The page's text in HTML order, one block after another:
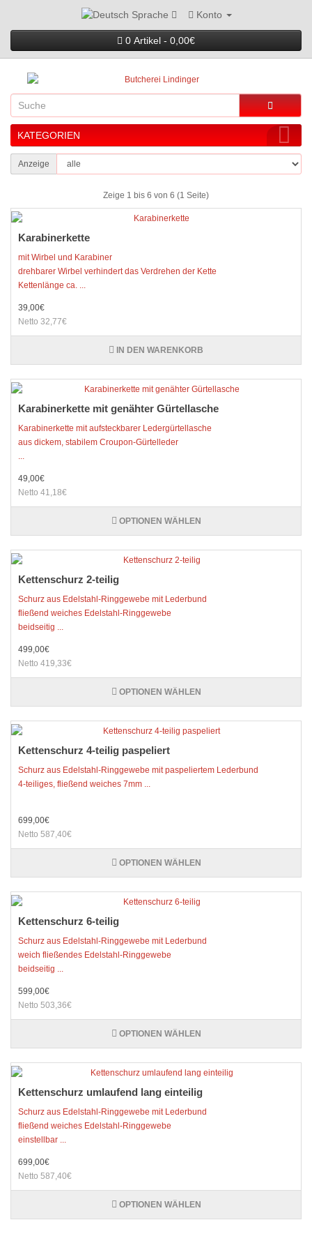
Sprache Konto
0 Artikel - 0,00€
KATEGORIEN
Anzeige
Zeige 1 bis 6 von 6 (1 Seite)
Karabinerkette
mit Wirbel und Karabiner
drehbarer Wirbel verhindert das Verdrehen der Kette
Kettenlänge ca. ...
39,00€
Netto 32,77€
IN DEN WARENKORB
Karabinerkette mit genähter Gürtellasche
Karabinerkette mit aufsteckbarer Ledergürtellasche
aus dickem, stabilem Croupon-Gürtelleder
...
49,00€
Netto 41,18€
OPTIONEN WÄHLEN
Kettenschurz 2-teilig
Schurz aus Edelstahl-Ringgewebe mit Lederbund
fließend weiches Edelstahl-Ringgewebe
beidseitig ...
499,00€
Netto 419,33€
OPTIONEN WÄHLEN
Kettenschurz 4-teilig paspeliert
Schurz aus Edelstahl-Ringgewebe mit paspeliertem Lederbund
4-teiliges, fließend weiches 7mm ...
699,00€
Netto 587,40€
OPTIONEN WÄHLEN
Kettenschurz 6-teilig
Schurz aus Edelstahl-Ringgewebe mit Lederbund
weich fließendes Edelstahl-Ringgewebe
beidseitig ...
599,00€
Netto 503,36€
OPTIONEN WÄHLEN
Kettenschurz umlaufend lang einteilig
Schurz aus Edelstahl-Ringgewebe mit Lederbund
fließend weiches Edelstahl-Ringgewebe
einstellbar ...
699,00€
Netto 587,40€
OPTIONEN WÄHLEN